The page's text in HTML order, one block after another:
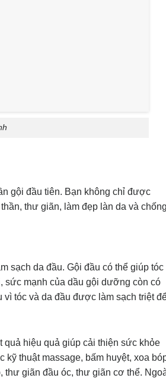
gội đầu tiên. Bạn không chỉ được
thư giãn, làm đẹp làn da và chống
sạch da đầu. Gội đầu có thể giúp tóc
sức mạnh của dầu gội dưỡng còn có
tóc và da đầu được làm sạch triệt
hiệu quả giúp cải thiện sức khỏe
kỹ thuật massage, bấm huyệt, xoa
giãn đầu óc, thư giãn cơ thể.